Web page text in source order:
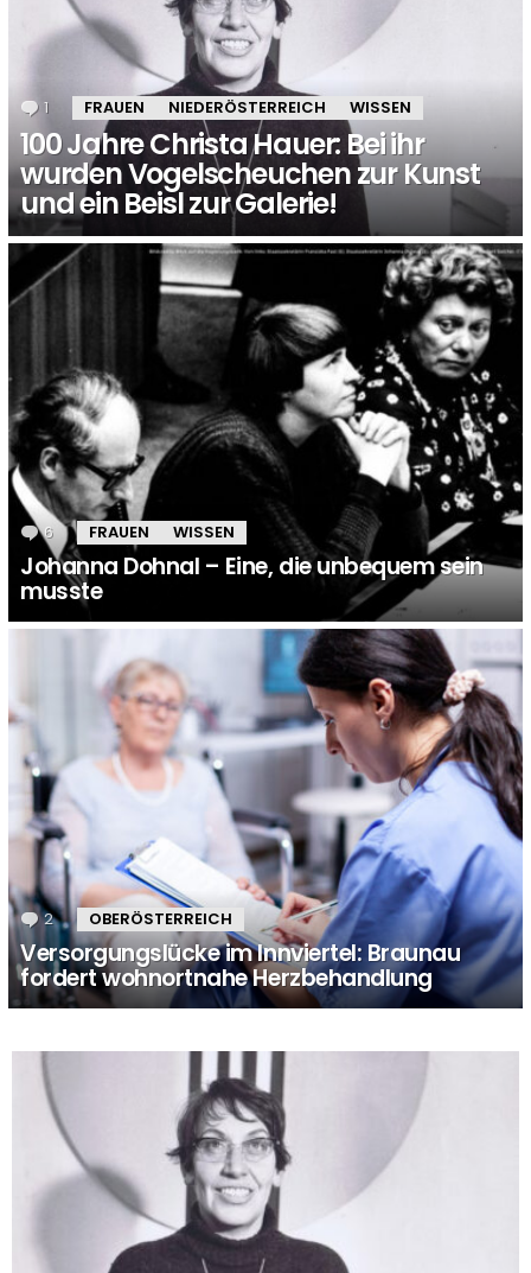
1 Kommentar
FRAUEN NIEDERÖSTERREICH WISSEN
100 Jahre Christa Hauer: Bei ihr
wurden Vogelscheuchen zur Kunst
und ein Beisl zur Galerie!
6 Kommentare
FRAUEN WISSEN
Johanna Dohnal – Eine, die unbequem sein
musste
2 Kommentare
OBERÖSTERREICH
Versorgungslücke im Innviertel: Braunau
fordert wohnortnahe Herzbehandlung
MORE
STORIES